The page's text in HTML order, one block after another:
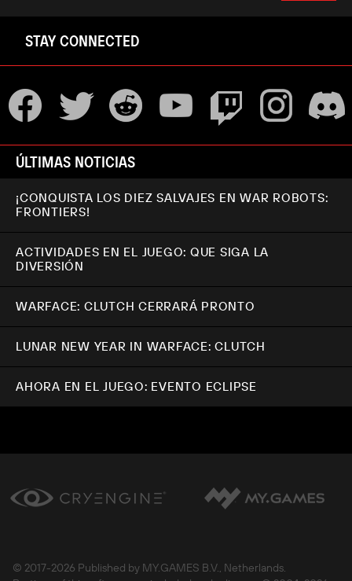
STAY CONNECTED
ÚLTIMAS NOTICIAS
¡CONQUISTA LOS DIEZ SALVAJES EN WAR ROBOTS:
FRONTIERS!
ACTIVIDADES EN EL JUEGO: QUE SIGA LA
DIVERSIÓN
WARFACE: CLUTCH CERRARÁ PRONTO
LUNAR NEW YEAR IN WARFACE: CLUTCH
AHORA EN EL JUEGO: EVENTO ECLIPSE
© 2017-2026 Published by MY.GAMES B.V., Netherlands.